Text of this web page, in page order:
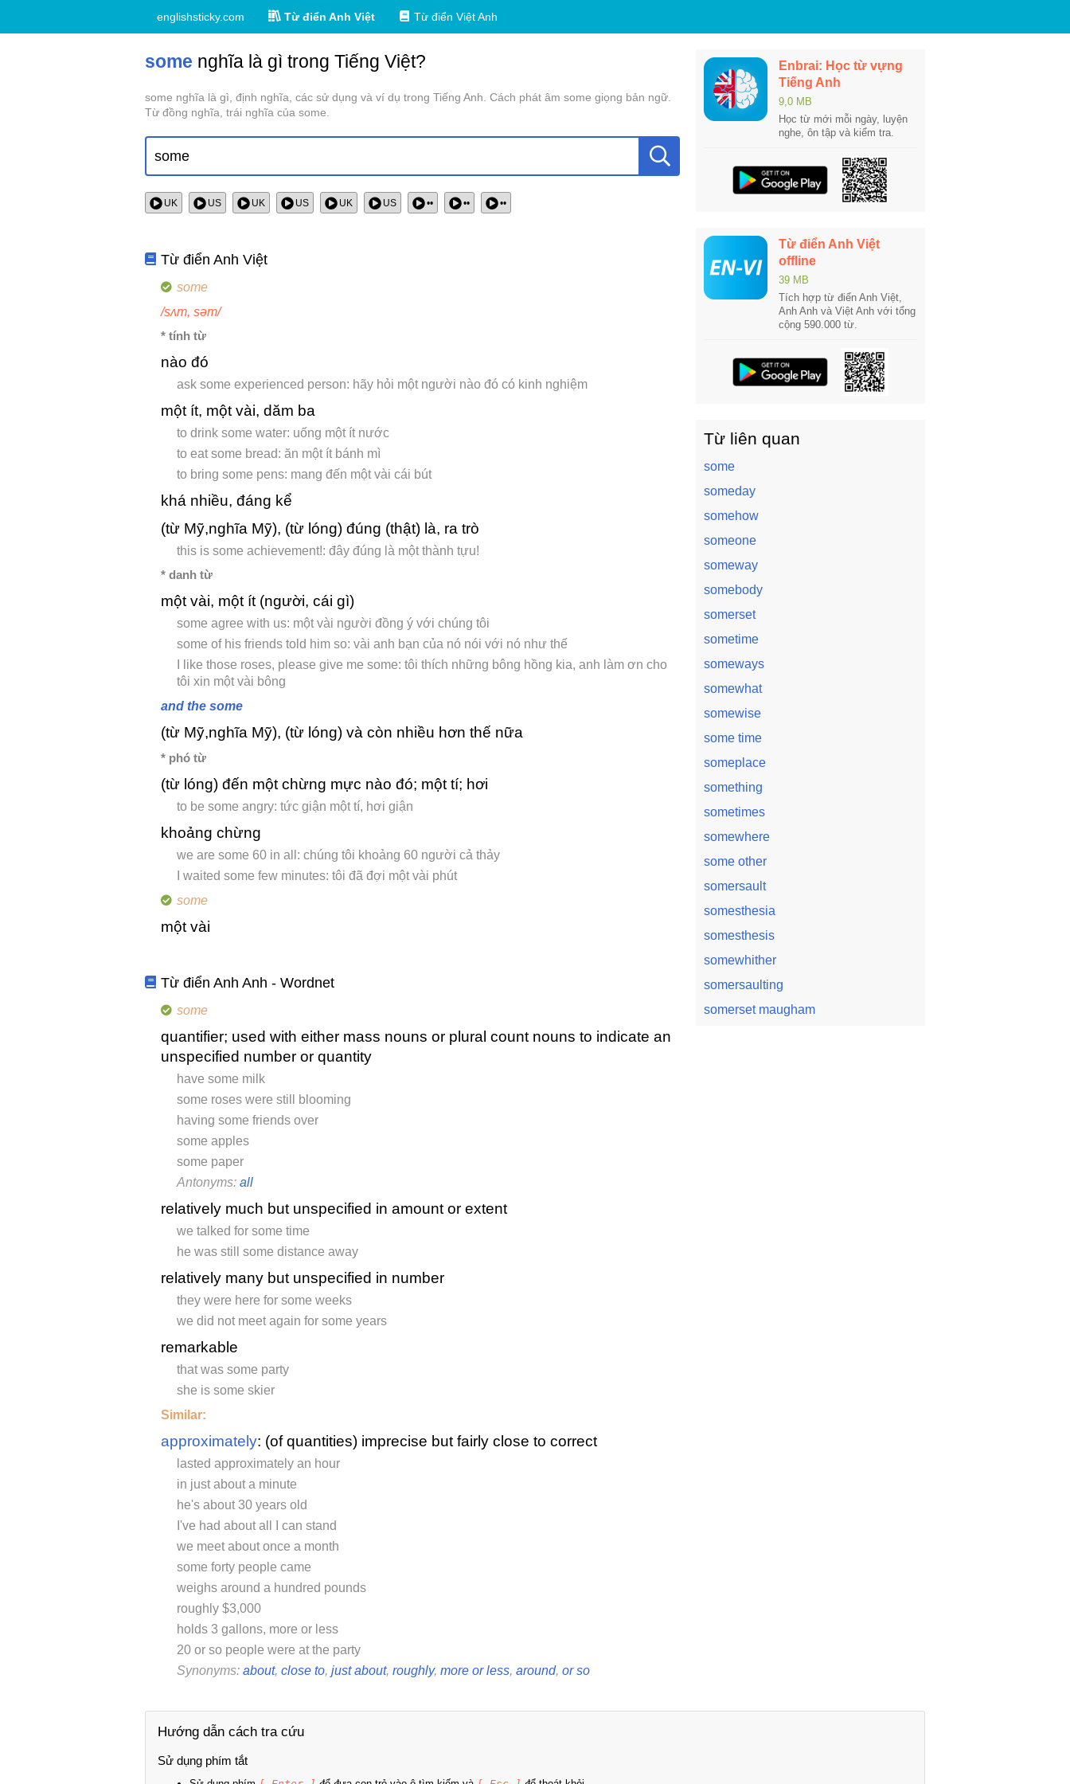
englishsticky.com Từ điển Anh Việt Từ điển Việt Anh
some nghĩa là gì trong Tiếng Việt?
some nghĩa là gì, định nghĩa, các sử dụng và ví dụ trong Tiếng Anh. Cách phát âm some giọng bản ngữ.
Từ đồng nghĩa, trái nghĩa của some.
UK US UK US UK US •• •• ••
Từ điển Anh Việt
some
/sʌm, səm/
* tính từ
nào đó
ask some experienced person: hãy hỏi một người nào đó có kinh nghiệm
một ít, một vài, dăm ba
to drink some water: uống một ít nước
to eat some bread: ăn một ít bánh mì
to bring some pens: mang đến một vài cái bút
khá nhiều, đáng kể
(từ Mỹ,nghĩa Mỹ), (từ lóng) đúng (thật) là, ra trò
this is some achievement!: đây đúng là một thành tựu!
* danh từ
một vài, một ít (người, cái gì)
some agree with us: một vài người đồng ý với chúng tôi
some of his friends told him so: vài anh bạn của nó nói với nó như thế
I like those roses, please give me some: tôi thích những bông hồng kia, anh làm ơn cho
tôi xin một vài bông
and the some
(từ Mỹ,nghĩa Mỹ), (từ lóng) và còn nhiều hơn thế nữa
* phó từ
(từ lóng) đến một chừng mực nào đó; một tí; hơi
to be some angry: tức giận một tí, hơi giận
khoảng chừng
we are some 60 in all: chúng tôi khoảng 60 người cả thảy
I waited some few minutes: tôi đã đợi một vài phút
some
một vài
Từ điển Anh Anh - Wordnet
some
quantifier; used with either mass nouns or plural count nouns to indicate an
unspecified number or quantity
have some milk
some roses were still blooming
having some friends over
some apples
some paper
Antonyms: all
relatively much but unspecified in amount or extent
we talked for some time
he was still some distance away
relatively many but unspecified in number
they were here for some weeks
we did not meet again for some years
remarkable
that was some party
she is some skier
Similar:
approximately: (of quantities) imprecise but fairly close to correct
lasted approximately an hour
in just about a minute
he's about 30 years old
I've had about all I can stand
we meet about once a month
some forty people came
weighs around a hundred pounds
roughly $3,000
holds 3 gallons, more or less
20 or so people were at the party
Synonyms: about, close to, just about, roughly, more or less, around, or so
Enbrai: Học từ vựng
Tiếng Anh
9,0 MB
Học từ mới mỗi ngày, luyện
nghe, ôn tập và kiểm tra.
Từ điển Anh Việt
offline
39 MB
Tích hợp từ điển Anh Việt,
Anh Anh và Việt Anh với tổng
cộng 590.000 từ.
Từ liên quan
some
someday
somehow
someone
someway
somebody
somerset
sometime
someways
somewhat
somewise
some time
someplace
something
sometimes
somewhere
some other
somersault
somesthesia
somesthesis
somewhither
somersaulting
somerset maugham
Hướng dẫn cách tra cứu
Sử dụng phím tắt